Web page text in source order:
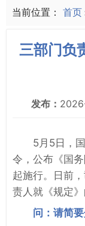
当前位置： 首页
三部门负
发布：
5月5日，
令，公布《国
起施行。日前
责人就《规定
问：请简